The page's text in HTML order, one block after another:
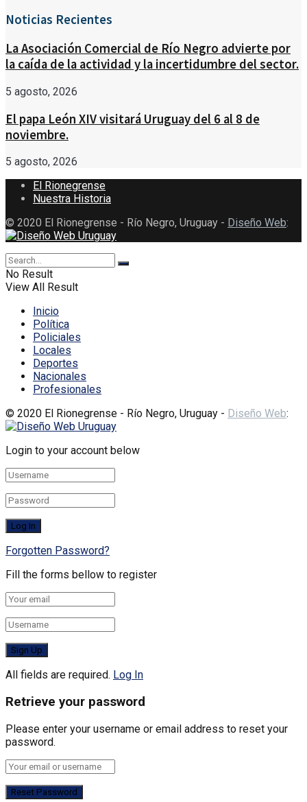
Noticias Recientes
La Asociación Comercial de Río Negro advierte por
la caída de la actividad y la incertidumbre del sector.
5 agosto, 2026
El papa León XIV visitará Uruguay del 6 al 8 de
noviembre.
5 agosto, 2026
El Rionegrense
Nuestra Historia
© 2020 El Rionegrense - Río Negro, Uruguay - Diseño Web:
No Result
View All Result
Inicio
Política
Policiales
Locales
Deportes
Nacionales
Profesionales
© 2020 El Rionegrense - Río Negro, Uruguay - Diseño Web:
Login to your account below
Forgotten Password?
Fill the forms bellow to register
All fields are required. Log In
Retrieve your password
Please enter your username or email address to reset your
password.